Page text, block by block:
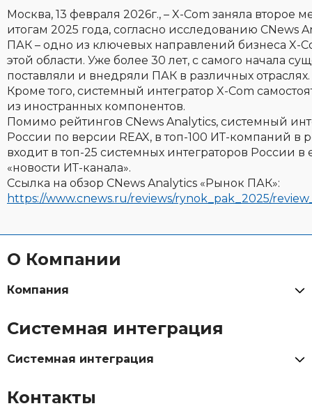
Москва, 13 февраля 2026г., – X-Com заняла
итогам 2025 года, согласно исследованию CNews
ПАК – одно из ключевых направлений бизнеса X-
этой области. Уже более 30 лет, с самого начала
поставляли и внедряли ПАК в различных отраслях.
Кроме того, системный интегратор X-Com
из иностранных компонентов.
Помимо рейтингов CNews Analytics, системный
России по версии REAX, в топ-100 ИТ-компаний в
входит в топ-25 системных интеграторов России
«новости ИТ-канала».
Ссылка на обзор CNews Analytics «Рынок ПАК»:
https://www.cnews.ru/reviews/rynok_pak_2025/
О Компании
Компания
Системная интеграция
Системная интеграция
Контакты